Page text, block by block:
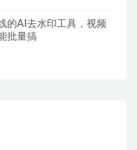
的AI去水印工具，视频
批量搞